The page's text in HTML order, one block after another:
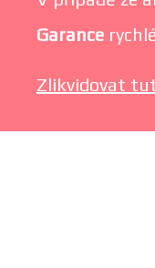
Garance
Zlikvidovat